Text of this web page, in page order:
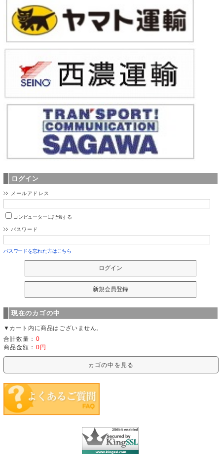
ログイン
メールアドレス
コンピューターに記憶する
パスワード
パスワードを忘れた方はこちら
現在のカゴの中
▼カート内に商品はございません。
合計数量： 0
商品金額： 0円
カゴの中を見る